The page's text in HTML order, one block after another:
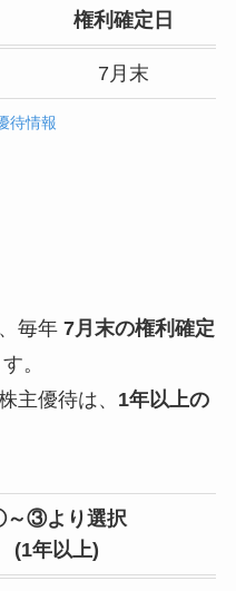
権利確定日
7月末
待情報
毎年 7月末の権利確定
。
主優待は、 1年以上の
③より選択
(1年以上)